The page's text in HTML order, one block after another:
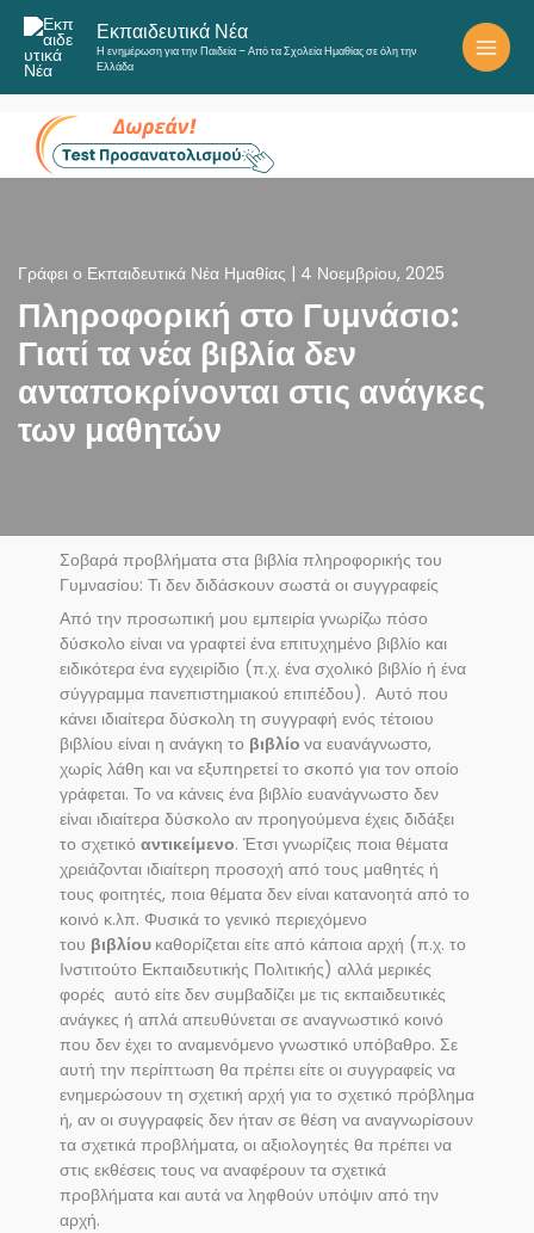
Μετάβαση
στο
περιεχόμενο
Εκπαιδευτικά Νέα
Η ενημέρωση για την Παιδεία – Από τα Σχολεία Ημαθίας σε όλη την
Ελλάδα
Γράφει ο Εκπαιδευτικά Νέα Ημαθίας 4 Νοεμβρίου, 2025
Πληροφορική στο Γυμνάσιο:
Γιατί τα νέα βιβλία δεν
ανταποκρίνονται στις ανάγκες
των μαθητών
Σοβαρά προβλήματα στα βιβλία πληροφορικής του
Γυμνασίου: Τι δεν διδάσκουν σωστά οι συγγραφείς
Από την προσωπική μου εμπειρία γνωρίζω πόσο
δύσκολο είναι να γραφτεί ένα επιτυχημένο βιβλίο και
ειδικότερα ένα εγχειρίδιο (π.χ. ένα σχολικό βιβλίο ή ένα
σύγγραμμα πανεπιστημιακού επιπέδου). Αυτό που
κάνει ιδιαίτερα δύσκολη τη συγγραφή ενός τέτοιου
βιβλίου είναι η ανάγκη το βιβλίο να ευανάγνωστο,
χωρίς λάθη και να εξυπηρετεί το σκοπό για τον οποίο
γράφεται. Το να κάνεις ένα βιβλίο ευανάγνωστο δεν
είναι ιδιαίτερα δύσκολο αν προηγούμενα έχεις διδάξει
το σχετικό αντικείμενο. Έτσι γνωρίζεις ποια θέματα
χρειάζονται ιδιαίτερη προσοχή από τους μαθητές ή
τους φοιτητές, ποια θέματα δεν είναι κατανοητά από το
κοινό κ.λπ. Φυσικά το γενικό περιεχόμενο
του βιβλίου καθορίζεται είτε από κάποια αρχή (π.χ. το
Ινστιτούτο Εκπαιδευτικής Πολιτικής) αλλά μερικές
φορές αυτό είτε δεν συμβαδίζει με τις εκπαιδευτικές
ανάγκες ή απλά απευθύνεται σε αναγνωστικό κοινό
που δεν έχει το αναμενόμενο γνωστικό υπόβαθρο. Σε
αυτή την περίπτωση θα πρέπει είτε οι συγγραφείς να
ενημερώσουν τη σχετική αρχή για το σχετικό πρόβλημα
ή, αν οι συγγραφείς δεν ήταν σε θέση να αναγνωρίσουν
τα σχετικά προβλήματα, οι αξιολογητές θα πρέπει να
στις εκθέσεις τους να αναφέρουν τα σχετικά
προβλήματα και αυτά να ληφθούν υπόψιν από την
αρχή.